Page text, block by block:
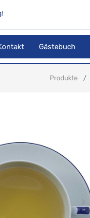
Gästebuch
Produkte